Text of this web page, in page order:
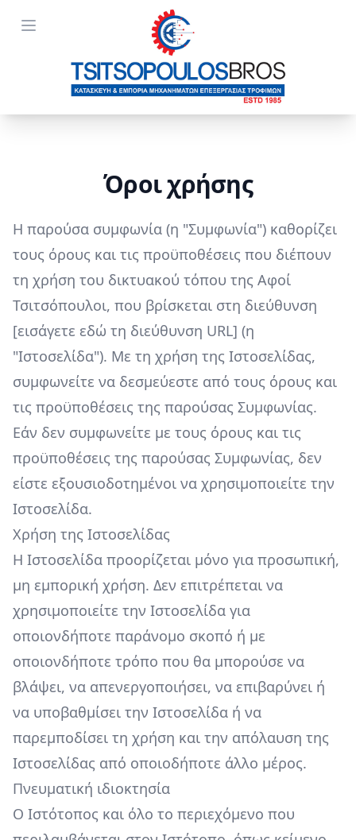
Open menu
Όροι χρήσης
Η παρούσα συμφωνία (η "Συμφωνία") καθορίζει
τους όρους και τις προϋποθέσεις που διέπουν
τη χρήση του δικτυακού τόπου της Αφοί
Τσιτσόπουλοι, που βρίσκεται στη διεύθυνση
[εισάγετε εδώ τη διεύθυνση URL] (η
"Ιστοσελίδα"). Με τη χρήση της Ιστοσελίδας,
συμφωνείτε να δεσμεύεστε από τους όρους και
τις προϋποθέσεις της παρούσας Συμφωνίας.
Εάν δεν συμφωνείτε με τους όρους και τις
προϋποθέσεις της παρούσας Συμφωνίας, δεν
είστε εξουσιοδοτημένοι να χρησιμοποιείτε την
Ιστοσελίδα.
Χρήση της Ιστοσελίδας
Η Ιστοσελίδα προορίζεται μόνο για προσωπική,
μη εμπορική χρήση. Δεν επιτρέπεται να
χρησιμοποιείτε την Ιστοσελίδα για
οποιονδήποτε παράνομο σκοπό ή με
οποιονδήποτε τρόπο που θα μπορούσε να
βλάψει, να απενεργοποιήσει, να επιβαρύνει ή
να υποβαθμίσει την Ιστοσελίδα ή να
παρεμποδίσει τη χρήση και την απόλαυση της
Ιστοσελίδας από οποιοδήποτε άλλο μέρος.
Πνευματική ιδιοκτησία
Ο Ιστότοπος και όλο το περιεχόμενο που